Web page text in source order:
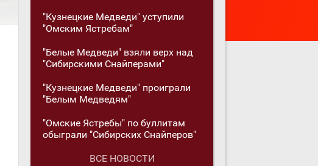
"Кузнецкие Медведи" уступили
"Омским Ястребам"
"Белые Медведи" взяли верх над
"Сибирскими Снайперами"
"Кузнецкие Медведи" проиграли
"Белым Медведям"
"Омские Ястребы" по буллитам
обыграли "Сибирских Снайперов"
ВСЕ НОВОСТИ